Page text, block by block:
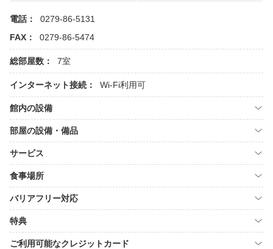
電話：
0279-86-5131
FAX：
0279-86-5474
総部屋数： 7室
インターネット接続： Wi-Fi利用可
館内の設備
部屋の設備・備品
サービス
食事場所
バリアフリー対応
特典
ご利用可能なクレジットカード